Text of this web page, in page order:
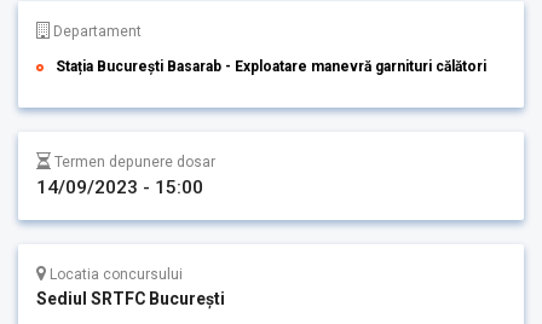
Departament
Stația București Basarab - Exploatare manevră garnituri călători
Termen depunere dosar
14/09/2023 - 15:00
Locatia concursului
Sediul SRTFC București